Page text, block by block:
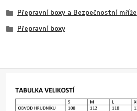
Přepravní boxy a Bezpečnostní mříže
Přepravní boxy